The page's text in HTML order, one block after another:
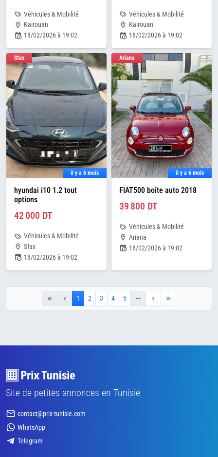
Véhicules & Mobilité
Kairouan
18/02/2026 à 19:02
Véhicules & Mobilité
Kairouan
18/02/2026 à 19:02
Sfax
il y a 6 mois
hyundai i10 1.2 tout
options
42 000 DT
Véhicules & Mobilité
Sfax
18/02/2026 à 19:02
Ariana
il y a 6 mois
FIAT500 boîte auto 2018
39 800 DT
Véhicules & Mobilité
Ariana
18/02/2026 à 19:02
1 2 3 4 5
Site de petites annonces en Tunisie
contact@prix-tunisie.com
WhatsApp
Telegram